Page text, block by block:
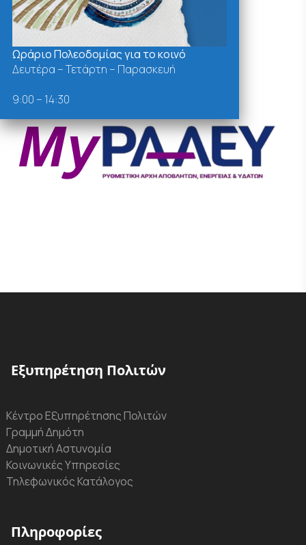
Εξυπηρέτηση Πολιτών
Κέντρο Εξυπηρέτησης Πολιτών
Γραμμή Δημότη
Δημοτική Αστυνομία
Κοινωνικές Υπηρεσίες
Τηλεφωνικός Κατάλογος
Πληροφορίες
Ωράριο Πολεοδομίας για το κοινό
Δευτέρα – Τετάρτη – Παρασκευή
9:00 – 14:30